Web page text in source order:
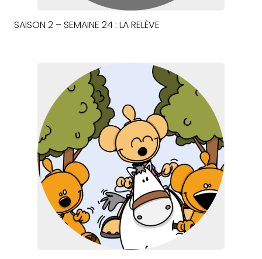
SAISON 2 – SEMAINE 24 : LA RELÈVE